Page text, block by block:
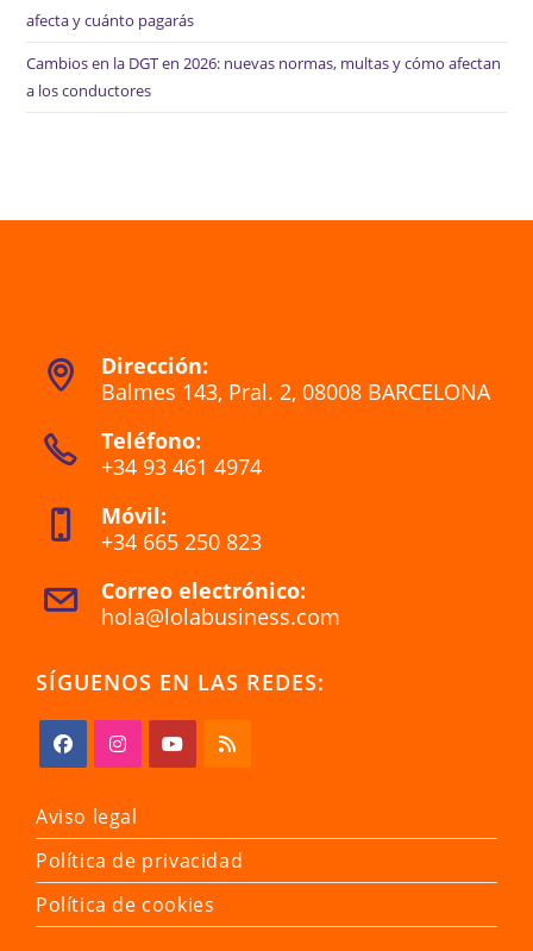
afecta y cuánto pagarás
Cambios en la DGT en 2026: nuevas normas, multas y cómo afectan
a los conductores
Dirección:
Balmes 143, Pral. 2, 08008 BARCELONA
abre
en
una
nueva
Teléfono:
+34 93 461 4974
abre
en
tu
aplicación
Móvil:
+34 665 250 823
abre
en
aplicación
Correo electrónico:
hola@lolabusiness.com
SÍGUENOS EN LAS REDES:
abre
en
una
nueva
pestaña
abre
en
una
nueva
pestaña
en
una
nueva
pestaña
en
una
nueva
pestaña
Aviso legal
Política de privacidad
Política de cookies